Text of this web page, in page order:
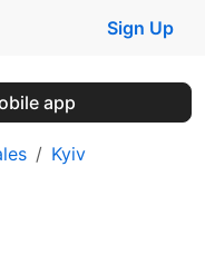
Sign Up
app
Kyiv